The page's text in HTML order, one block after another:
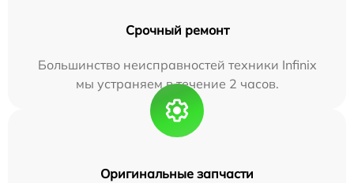
Срочный ремонт
Большинство неисправностей техники Infinix
мы устраняем в течение 2 часов.
Оригинальные запчасти